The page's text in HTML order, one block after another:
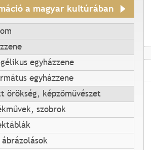
a magyar kultúrában
egyházzene
egyházzene
örökség, képzőművészet
szobrok
ábrázolások